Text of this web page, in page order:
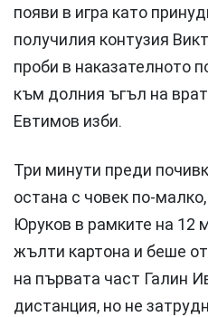
появи в игра като
получилия контузия
проби в наказателното
към долния ъгъл на
Евтимов изби.
Три минути преди
остана с човек по-
Юруков в рамките на 12
жълти картона и беше
на първата част Галин
дистанция, но не